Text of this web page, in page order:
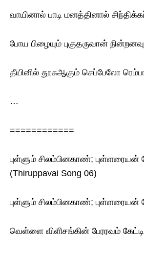
வாயினால் பாடி மனத்தினால்
போய பிழையும் புகுதருவான்
தீயினில் தூசுஆகும் செப்பேலோ
…
============
புள்ளும் சிலம்பினகாண்; புள்ளரையன்
(Thiruppavai Song 06)
புள்ளும் சிலம்பினகாண்; புள்ளரையன்
வெள்ளை விளிசங்கின் பேரரவம்